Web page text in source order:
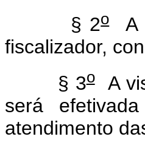
§ 2oA
fiscalizador,
§ 3oA
será
atendimento